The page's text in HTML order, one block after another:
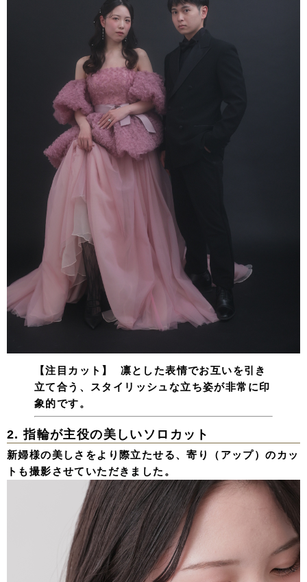
【注目カット】
凛とした表情でお互いを引き
立て合う、スタイリッシュな立ち姿が非常に印
象的です。
2. 指輪が主役の美しいソロカット
新婦様の美しさをより際立たせる、寄り（アップ）のカッ
トも撮影させていただきました。